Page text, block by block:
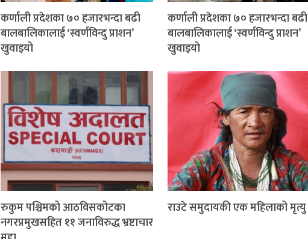
कर्णाली प्रदेशका ७० हजारभन्दा बढी
बालबालिकालाई ‘स्वर्णविन्दु प्राशन’
खुवाइयो
कर्णाली प्रदेशका ७० हजारभन्दा बढी
बालबालिकालाई ‘स्वर्णविन्दु प्राशन’
खुवाइयो
रुकुम पश्चिमको आठविसकोटका
नगरप्रमुखसहित ११ जनाविरुद्ध भ्रष्टाचार
राउटे समुदायकी एक महिलाको मृत्यु